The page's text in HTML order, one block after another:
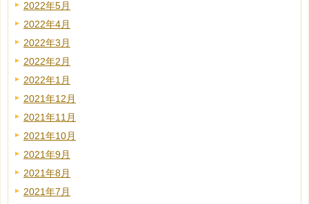
2022年5月
2022年4月
2022年3月
2022年2月
2022年1月
2021年12月
2021年11月
2021年10月
2021年9月
2021年8月
2021年7月